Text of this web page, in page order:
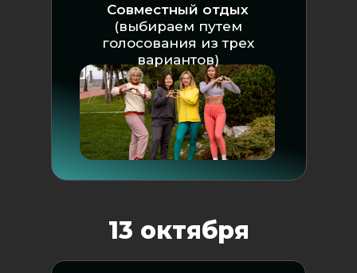
13 октября
Совместный отдых
(выбираем путем
голосования из трех
вариантов)